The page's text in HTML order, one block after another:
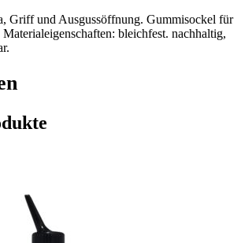
Griff und Ausgussöffnung. Gummisockel für
bleichfest. nachhaltig,